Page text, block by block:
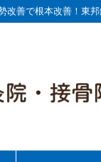
改善で根本改善！東